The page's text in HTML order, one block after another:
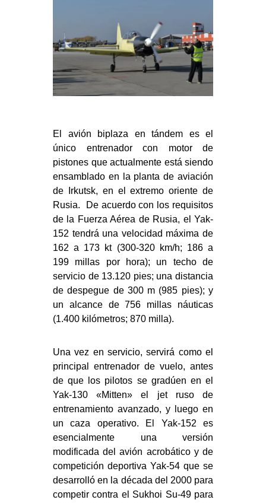
El avión biplaza en tándem es el
único entrenador con motor de
pistones que actualmente está siendo
ensamblado en la planta de aviación
de Irkutsk, en el extremo oriente de
Rusia. De acuerdo con los requisitos
de la Fuerza Aérea de Rusia, el Yak-
152 tendrá una velocidad máxima de
162 a 173 kt (300-320 km/h; 186 a
199 millas por hora); un techo de
servicio de 13.120 pies; una distancia
de despegue de 300 m (985 pies); y
un alcance de 756 millas náuticas
(1.400 kilómetros; 870 milla).
Una vez en servicio, servirá como el
principal entrenador de vuelo, antes
de que los pilotos se gradúen en el
Yak-130 «Mitten» el jet ruso de
entrenamiento avanzado, y luego en
un caza operativo. El Yak-152 es
esencialmente una versión
modificada del avión acrobático y de
competición deportiva Yak-54 que se
desarrolló en la década del 2000 para
competir contra el Sukhoi Su-49 para